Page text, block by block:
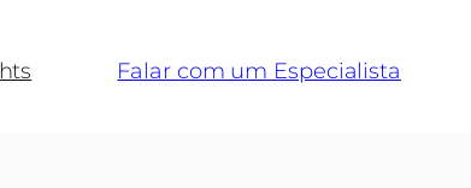
Falar com um Especialista